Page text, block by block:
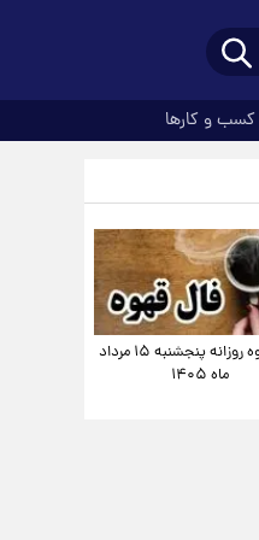
کسب و کارها
فال قهوه روزانه پنجشنبه ۱۵ مرداد
ماه ۱۴۰۵